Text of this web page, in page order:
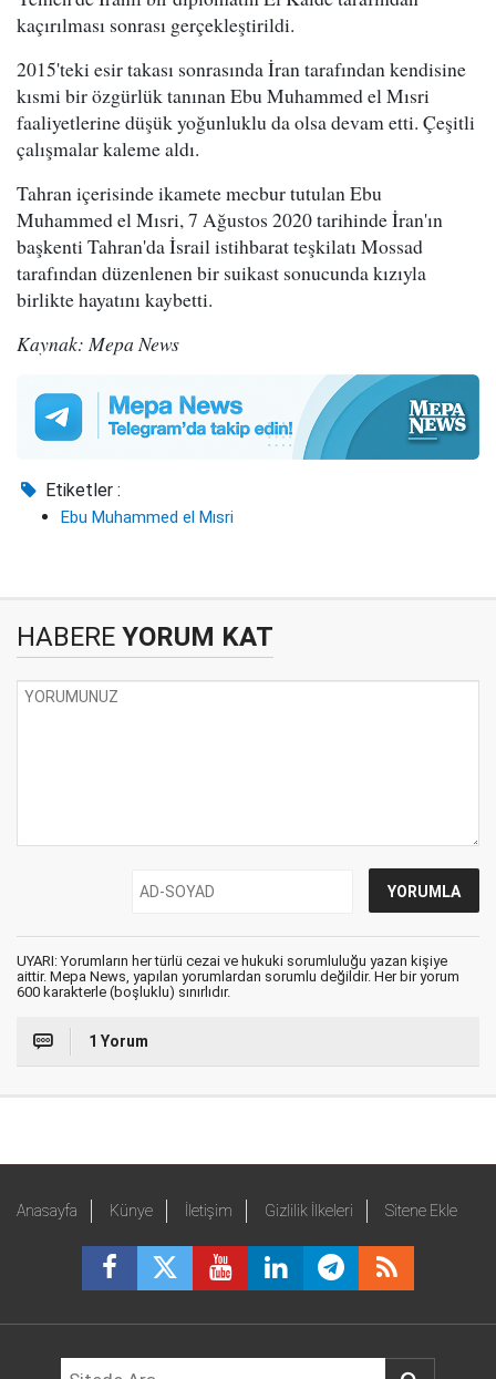
kaçırılması sonrası gerçekleştirildi.
2015'teki esir takası sonrasında İran tarafından kendisine
kısmi bir özgürlük tanınan Ebu Muhammed el Mısri
faaliyetlerine düşük yoğunluklu da olsa devam etti. Çeşitli
çalışmalar kaleme aldı.
Tahran içerisinde ikamete mecbur tutulan Ebu
Muhammed el Mısri, 7 Ağustos 2020 tarihinde İran'ın
başkenti Tahran'da İsrail istihbarat teşkilatı Mossad
tarafından düzenlenen bir suikast sonucunda kızıyla
birlikte hayatını kaybetti.
Kaynak: Mepa News
Etiketler :
Ebu Muhammed el Mısri
HABERE YORUM KAT
UYARI: Yorumların her türlü cezai ve hukuki sorumluluğu yazan kişiye
aittir. Mepa News, yapılan yorumlardan sorumlu değildir. Her bir yorum
600 karakterle (boşluklu) sınırlıdır.
1 Yorum
Anasayfa Künye İletişim Gizlilik İlkeleri Sitene Ekle